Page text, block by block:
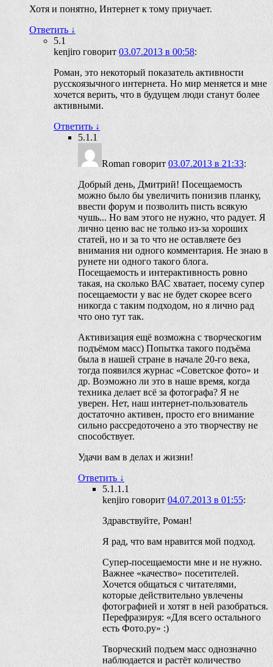
Хотя и понятно, Интернет к тому приучает.
Ответить ↓
5.1
kenjiro говорит 03.07.2013 в 00:58:
Роман, это некоторый показатель активности
русскоязычного интернета. Но мир меняется и мне
хочется верить, что в будущем люди станут более
активными.
Ответить ↓
5.1.1
Roman говорит 03.07.2013 в 21:33:
Добрый день, Дмитрий! Посещаемость
можно было бы увеличить понизив планку,
ввести форум и позволить писть всякую
чушь... Но вам этого не нужно, что радует. Я
лично ценю вас не только из-за хороших
статей, но и за то что не оставляете без
внимания ни одного комментария. Не знаю в
рунете ни одного такого блога.
Посещаемость и интерактивность ровно
такая, на сколько ВАС хватает, посему супер
посещаемости у вас не будет скорее всего
никогда с таким подходом, но я лично рад
что оно тут так.
Активизация ещё возможна с творческогим
подъёмом масс) Попытка такого подъёма
была в нашей стране в начале 20-го века,
тогда появился журнас «Советское фото» и
др. Воэможно ли это в наше время, когда
техника делает всё за фотографа? Я не
уверен. Нет, наш интернет-пользователь
достаточно активен, просто его внимание
сильно рассредоточено а это творчеству не
способствует.
Удачи вам в делах и жизни!
Ответить ↓
5.1.1.1
kenjiro говорит 04.07.2013 в 01:55:
Здравствуйте, Роман!
Я рад, что вам нравится мой подход.
Супер-посещаемости мне и не нужно.
Важнее «качество» посетителей.
Хочется общаться с читателями,
которые действительно увлечены
фотографией и хотят в ней разобраться.
Перефразируя: «Для всего остального
есть Фото.ру» :)
Творческий подъем масс однозначно
наблюдается и растёт количество